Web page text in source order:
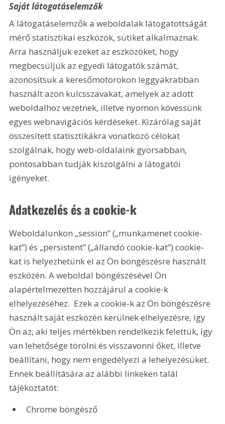
Saját látogatáselemzők
A látogatáselemzők a weboldalak látogatottságát
mérő statisztikai eszközök, sütiket alkalmaznak.
Arra használjuk ezeket az eszközöket, hogy
megbecsüljük az egyedi látogatók számát,
azonosítsuk a keresőmotorokon leggyakrabban
használt azon kulcsszavakat, amelyek az adott
weboldalhoz vezetnek, illetve nyomon kövessünk
egyes webnavigációs kérdéseket. Kizárólag saját
összesített statisztikákra vonatkozó célokat
szolgálnak, hogy web-oldalaink gyorsabban,
pontosabban tudják kiszolgálni a látogatói
igényeket.
Adatkezelés és a cookie-k
Weboldalunkon „session” („munkamenet cookie-
kat”) és „persistent” („állandó cookie-kat”) cookie-
kat is helyezhetünk el az Ön böngészésre használt
eszközén. A weboldal böngészésével Ön
alapértelmezetten hozzájárul a cookie-k
elhelyezéséhez.  Ezek a cookie-k az Ön böngészésre
használt saját eszközén kerülnek elhelyezésre, így
Ön az, aki teljes mértékben rendelkezik felettük, így
van lehetősége törölni és visszavonni őket, illetve
beállítani, hogy nem engedélyezi a lehelyezésüket.
Ennek beállítására az alábbi linkeken talál
tájékoztatót:
Chrome böngésző